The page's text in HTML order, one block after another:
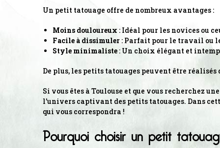
Un petit tatouage offre de nombreux avantages :
Moins douloureux : Idéal pour les novices ou
Facile à dissimuler : Parfait pour le travail ou
Style minimaliste : Un choix élégant et
De plus, les petits tatouages peuvent être
Si vous êtes à Toulouse et que vous recherchez
l'univers captivant des petits tatouages. Dans
qui vous correspondra !
Pourquoi choisir un petit